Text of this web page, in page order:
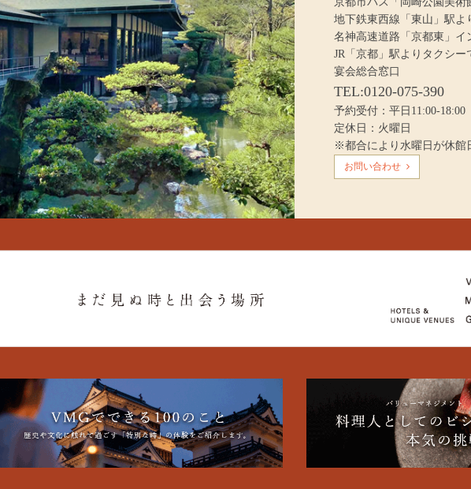
地下鉄東西線「東山」駅よ
名神高速道路「京都東」イ
JR「京都」駅よりタクシー
宴会総合窓口
TEL:0120-075-390
予約受付：平日11:00-18:00
定休日：火曜日
※都合により水曜日が休館
お問い合わせ